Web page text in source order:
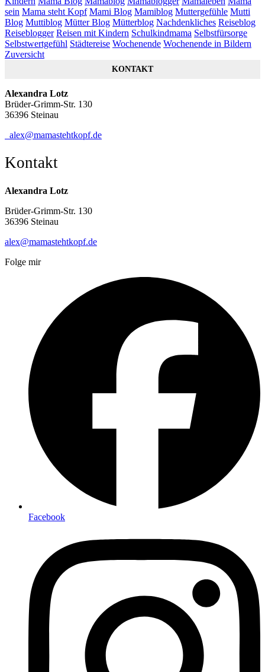
sein Mama steht Kopf Mami Blog Mamiblog Muttergefühle Mutti
Blog Muttiblog Mütter Blog Mütterblog Nachdenkliches Reiseblog
Reiseblogger Reisen mit Kindern Schulkindmama Selbstfürsorge
Selbstwertgefühl Städtereise Wochenende Wochenende in Bildern
Zuversicht
KONTAKT
Alexandra Lotz
Brüder-Grimm-Str. 130
36396 Steinau
alex@mamastehtkopf.de
Kontakt
Alexandra Lotz
Brüder-Grimm-Str. 130
36396 Steinau
alex@mamastehtkopf.de
Folge mir
Facebook